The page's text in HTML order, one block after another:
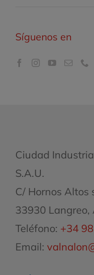
Síguenos en
Ciudad
S.A.U.
C/ Hornos Altos
33930 Langreo,
Teléfono: +34
Email: